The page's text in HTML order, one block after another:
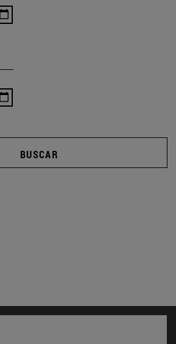
BUSCAR